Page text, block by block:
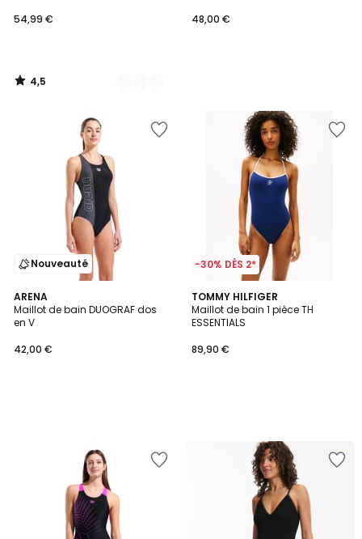
54,99 €
4,5
/
48,00 €
Nouveauté
ARENA
Maillot de bain DUOGRAF dos
en V
42,00 €
-30% DÈS 2*
TOMMY HILFIGER
Maillot de bain 1 pièce TH
ESSENTIALS
89,90 €